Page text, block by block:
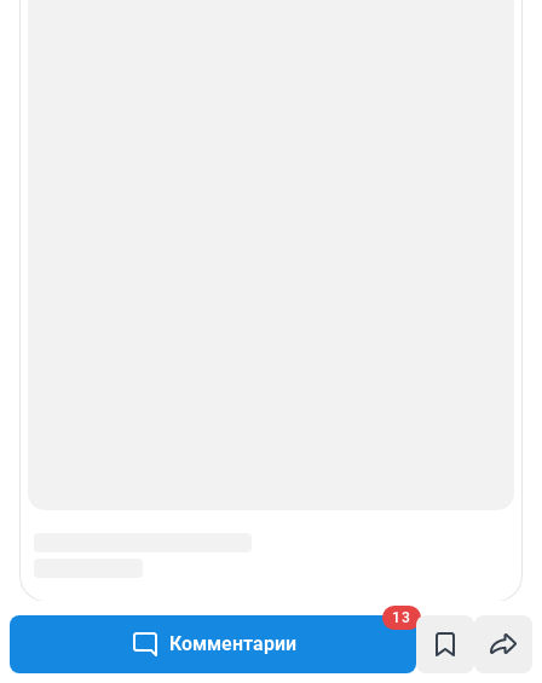
Комментарии
13